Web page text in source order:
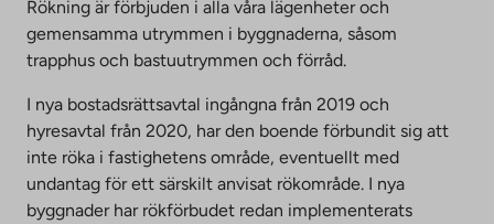
Rökning är förbjuden i alla våra lägenheter och
gemensamma utrymmen i byggnaderna, såsom
trapphus och bastuutrymmen och förråd.
I nya bostadsrättsavtal ingångna från 2019 och
hyresavtal från 2020, har den boende förbundit sig att
inte röka i fastighetens område, eventuellt med
undantag för ett särskilt anvisat rökområde. I nya
byggnader har rökförbudet redan implementerats